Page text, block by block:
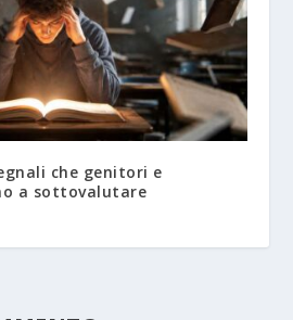
che genitori e
a sottovalutare